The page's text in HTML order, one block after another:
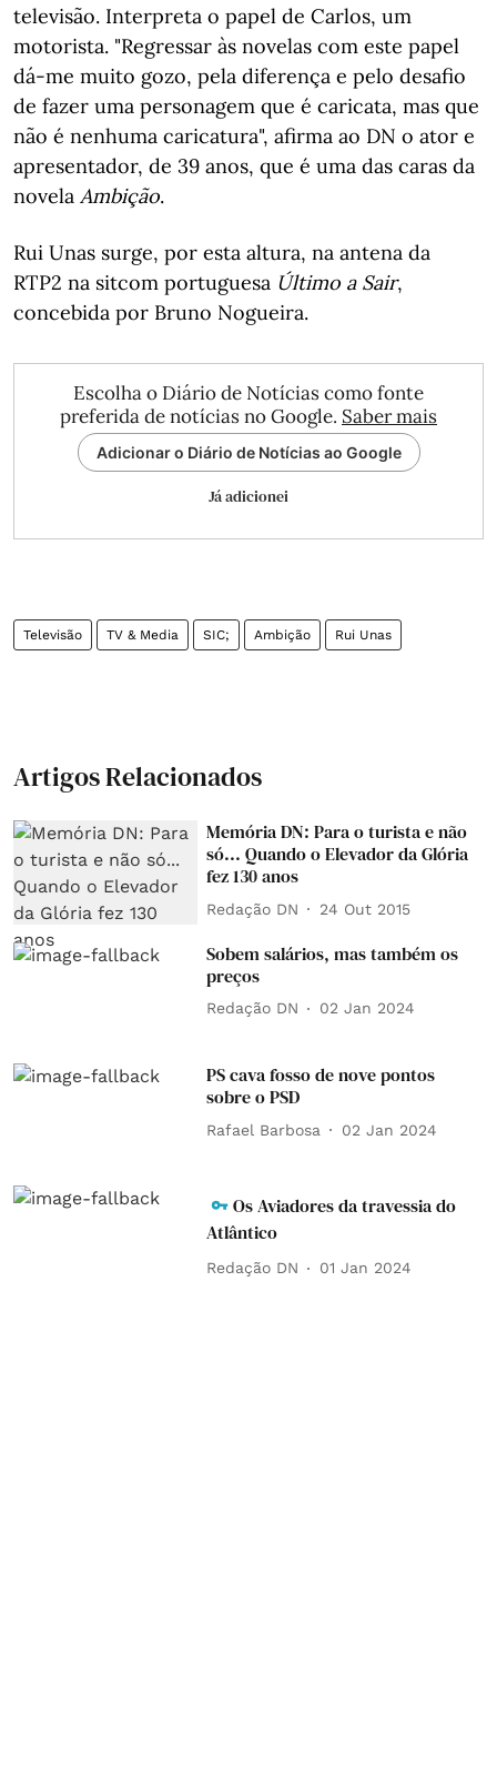
televisão. Interpreta o papel de Carlos, um
motorista. "Regressar às novelas com este papel
dá-me muito gozo, pela diferença e pelo desafio
de fazer uma personagem que é caricata, mas que
não é nenhuma caricatura", afirma ao DN o ator e
apresentador, de 39 anos, que é uma das caras da
novela Ambição.
Rui Unas surge, por esta altura, na antena da
RTP2 na sitcom portuguesa Último a Sair,
concebida por Bruno Nogueira.
Escolha o Diário de Notícias como fonte
preferida de notícias no Google. Saber mais
Adicionar o Diário de Notícias ao Google
Já adicionei
Televisão TV & Media SIC; Ambição Rui Unas
Artigos Relacionados
Memória DN: Para o turista e não
só... Quando o Elevador da Glória
fez 130 anos
Redação DN 24 Out 2015
Sobem salários, mas também os
preços
Redação DN 02 Jan 2024
PS cava fosso de nove pontos
sobre o PSD
Rafael Barbosa 02 Jan 2024
Os Aviadores da travessia do
Atlântico
Redação DN 01 Jan 2024